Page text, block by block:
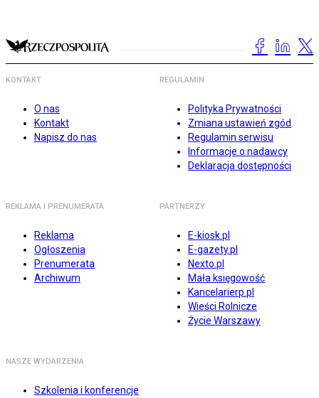
KONTAKT
O nas
Kontakt
Napisz do nas
REGULAMIN
Polityka Prywatności
Zmiana ustawień zgód
Regulamin serwisu
Informacje o nadawcy
Deklaracja dostępności
REKLAMA I PRENUMERATA
Reklama
Ogłoszenia
Prenumerata
Archiwum
PARTNERZY
E-kiosk.pl
E-gazety.pl
Nexto.pl
Mała księgowość
Kancelarierp.pl
Wieści Rolnicze
Życie Warszawy
NASZE WYDARZENIA
Szkolenia i konferencje